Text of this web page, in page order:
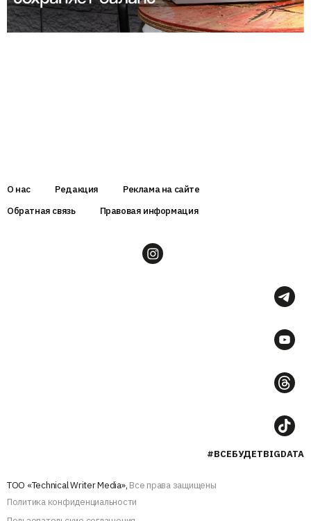
О нас Редакция
Реклама на сайте
Обратная связь
Правовая информация
#ВСЕБУДЕТBIGDATA
ТОО «Technical Writer Media», Все права защищены
Политика конфиденциальности